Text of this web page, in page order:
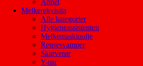
Annet
Melkerekvisita
Alle kategorier
Hygieneassistenten
Melkemaskinolje
Rensesvamper
Skarverør
Y-rør